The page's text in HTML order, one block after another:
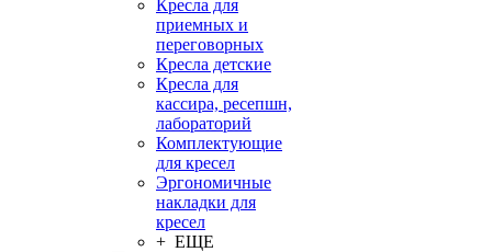
Кресла для
приемных и
переговорных
Кресла детские
Кресла для
кассира, ресепшн,
лабораторий
Комплектующие
для кресел
Эргономичные
накладки для
кресел
+ ЕЩЕ